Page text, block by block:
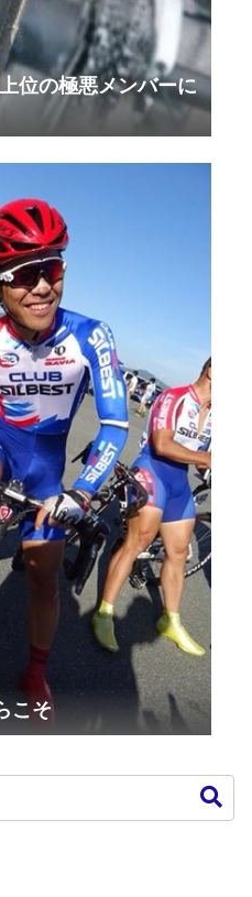
位の極悪メンバーに
こそ